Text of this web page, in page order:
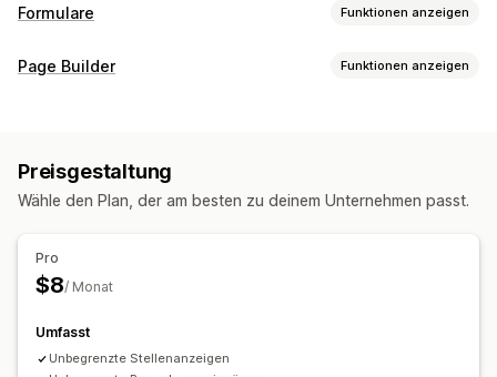
Formulare Funktionen anzeigen
Formulararten
Drag-&-Drop-Editor
Datenmanagement
Page Builder Funktionen anzeigen
Seiten verwalten
Preisgestaltung
Wähle den Plan, der am besten zu deinem Unternehmen passt.
Pro
$8/ Monat
Umfasst
Unbegrenzte Stellenanzeigen